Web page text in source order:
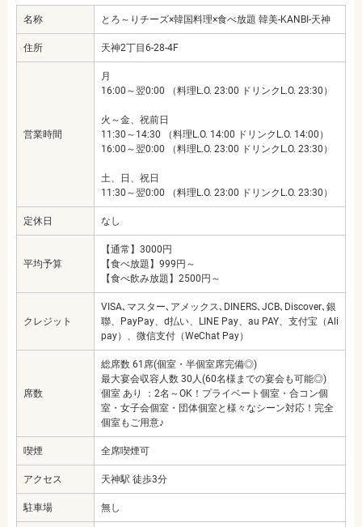
名称 とろ～りチーズ×韓国料理×食べ放題 韓美-KANBI-天神
住所 天神2丁目6-28-4F
営業時間
月
16:00～翌0:00 （料理L.O. 23:00 ドリンクL.O. 23:30）
火～金、祝前日
11:30～14:30 （料理L.O. 14:00 ドリンクL.O. 14:00）
16:00～翌0:00 （料理L.O. 23:00 ドリンクL.O. 23:30）
土、日、祝日
11:30～翌0:00 （料理L.O. 23:00 ドリンクL.O. 23:30）
定休日 なし
平均予算
【通常】3000円
【食べ放題】999円～
【食べ飲み放題】2500円～
クレジット
VISA､マスター､アメックス､DINERS､JCB､Discover､銀
聯、PayPay、d払い、LINE Pay、au PAY、支付宝（Ali
pay）、微信支付（WeChat Pay）
席数
総席数 61席(個室・半個室席完備◎)
最大宴会収容人数 30人(60名様までの宴会も可能◎)
個室 あり ：2名～OK！プライベート個室・合コン個
室・女子会個室・団体個室と様々なシーン対応！完全
個室もご用意♪
喫煙 全席喫煙可
アクセス 天神駅 徒歩3分
駐車場 無し